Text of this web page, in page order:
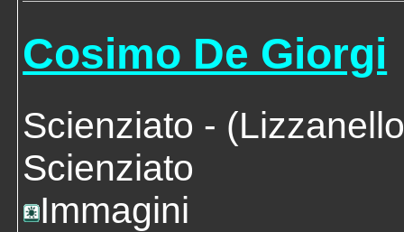
Cosimo De Giorgi
Scienziato -
Scienziato
Immagini